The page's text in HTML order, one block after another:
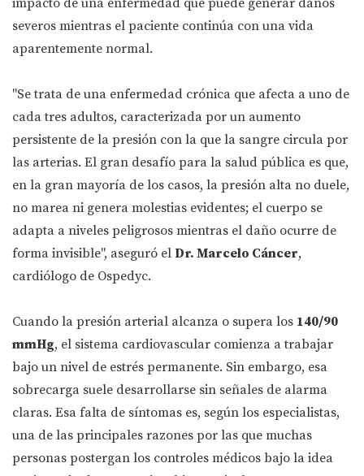
impacto de una enfermedad que puede generar daños
severos mientras el paciente continúa con una vida
aparentemente normal.
"Se trata de una enfermedad crónica que afecta a uno de
cada tres adultos, caracterizada por un aumento
persistente de la presión con la que la sangre circula por
las arterias. El gran desafío para la salud pública es que,
en la gran mayoría de los casos, la presión alta no duele,
no marea ni genera molestias evidentes; el cuerpo se
adapta a niveles peligrosos mientras el daño ocurre de
forma invisible", aseguró el Dr. Marcelo Cáncer,
cardiólogo de Ospedyc.
Cuando la presión arterial alcanza o supera los 140/90
mmHg, el sistema cardiovascular comienza a trabajar
bajo un nivel de estrés permanente. Sin embargo, esa
sobrecarga suele desarrollarse sin señales de alarma
claras. Esa falta de síntomas es, según los especialistas,
una de las principales razones por las que muchas
personas postergan los controles médicos bajo la idea